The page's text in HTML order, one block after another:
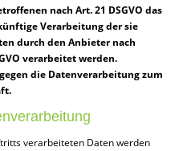
nach Art. 21 DSGVO das
Verarbeitung der sie
durch den Anbieter nach
verarbeitet werden.
die Datenverarbeitung zum
verarbeiteten Daten werden